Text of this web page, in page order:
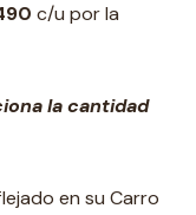
c/u por la
la cantidad
en su Carro